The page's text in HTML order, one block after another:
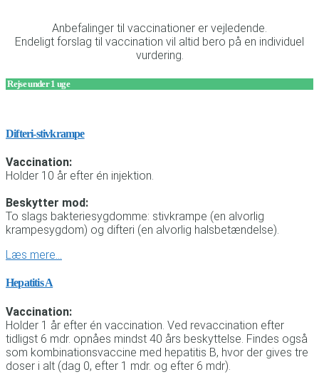
Anbefalinger til vaccinationer er vejledende.
Endeligt forslag til vaccination vil altid bero på en individuel
vurdering.
Rejse under 1 uge
Difteri-stivkrampe
Vaccination:
Holder 10 år efter én injektion.
Beskytter mod:
To slags bakteriesygdomme: stivkrampe (en alvorlig
krampesygdom) og difteri (en alvorlig halsbetændelse).
Læs mere…
Hepatitis A
Vaccination:
Holder 1 år efter én vaccination. Ved revaccination efter
tidligst 6 mdr. opnåes mindst 40 års beskyttelse. Findes også
som kombinationsvaccine med hepatitis B, hvor der gives tre
doser i alt (dag 0, efter 1 mdr. og efter 6 mdr).